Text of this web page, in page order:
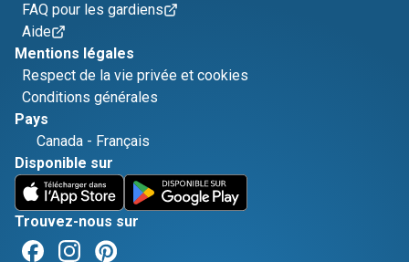
FAQ pour les gardiens
Aide
Mentions légales
Respect de la vie privée et cookies
Conditions générales
Pays
Canada - Français
Disponible sur
Trouvez-nous sur